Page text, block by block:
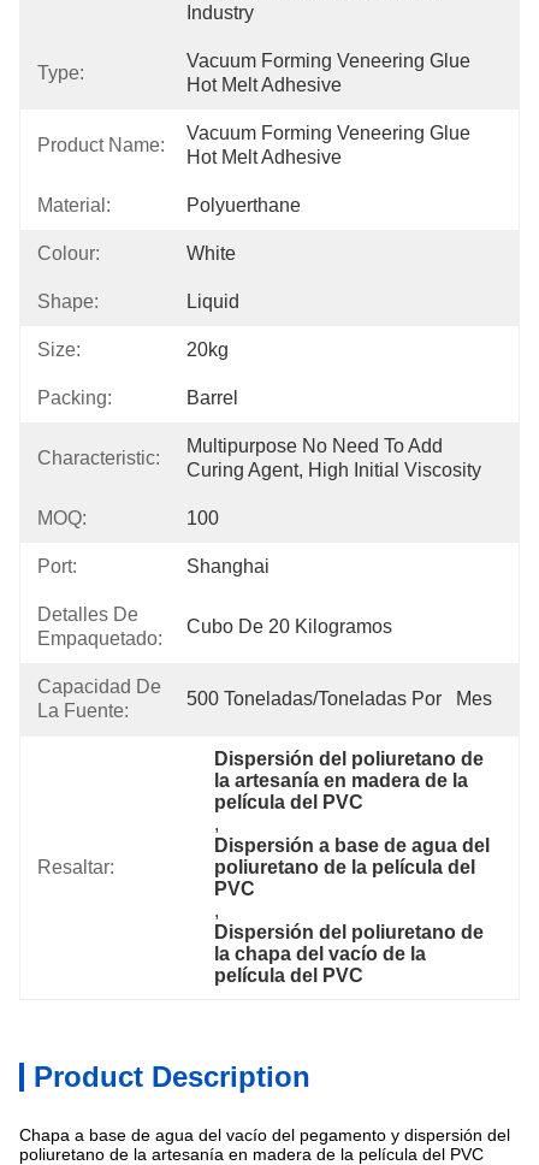
Industry
Type:
Vacuum Forming Veneering Glue
Hot Melt Adhesive
Product Name:
Vacuum Forming Veneering Glue
Hot Melt Adhesive
Material: Polyuerthane
Colour: White
Shape: Liquid
Size: 20kg
Packing: Barrel
Characteristic:
Multipurpose No Need To Add
Curing Agent, High Initial Viscosity
MOQ: 100
Port: Shanghai
Detalles De
Empaquetado:
Cubo De 20 Kilogramos
Capacidad De
La Fuente:
500 Toneladas/toneladas Por   Mes
Resaltar:
Dispersión del poliuretano de
la artesanía en madera de la
película del PVC
,
Dispersión a base de agua del
poliuretano de la película del
PVC
,
Dispersión del poliuretano de
la chapa del vacío de la
película del PVC
Product Description
Chapa a base de agua del vacío del pegamento y dispersión del
poliuretano de la artesanía en madera de la película del PVC